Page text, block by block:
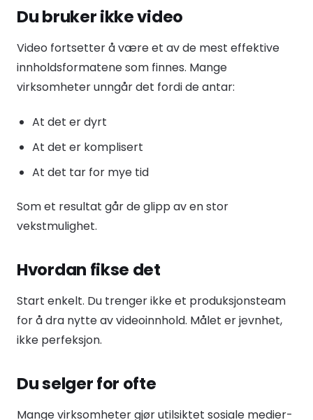
Du bruker ikke video
Video fortsetter å være et av de mest effektive
innholdsformatene som finnes. Mange
virksomheter unngår det fordi de antar:
At det er dyrt
At det er komplisert
At det tar for mye tid
Som et resultat går de glipp av en stor
vekstmulighet.
Hvordan fikse det
Start enkelt. Du trenger ikke et produksjonsteam
for å dra nytte av videoinnhold. Målet er jevnhet,
ikke perfeksjon.
Du selger for ofte
Mange virksomheter gjør utilsiktet sosiale medier-